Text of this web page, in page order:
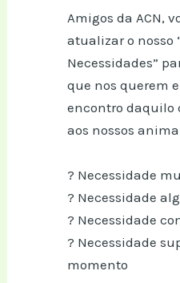
Amigos da ACN,
atualizar o nosso
Necessidades”
que nos querem
encontro daquilo
aos nossos
? Necessidade
? Necessidade
? Necessidade
? Necessidade
momento